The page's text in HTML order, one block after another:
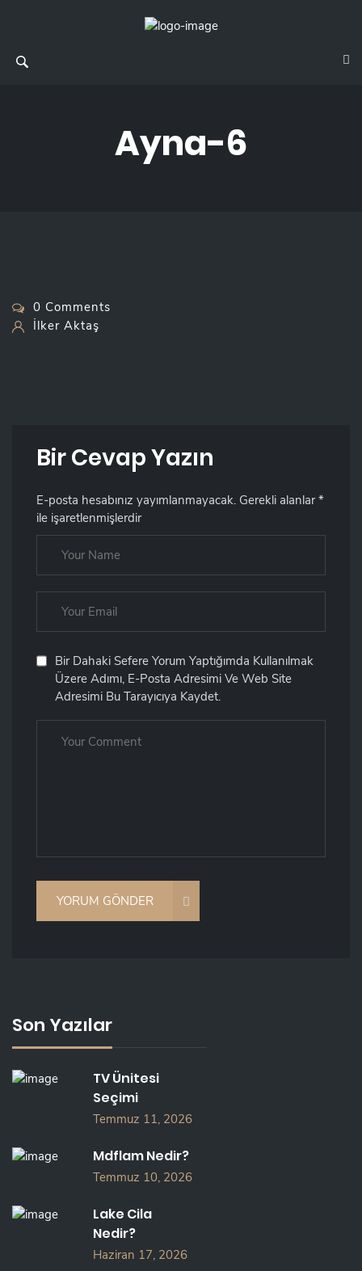
Ayna-6
0 Comments
İlker Aktaş
Bir Cevap Yazın
E-posta hesabınız yayımlanmayacak. Gerekli alanlar*
ile işaretlenmişlerdir
Bir Dahaki Sefere Yorum Yaptığımda Kullanılmak
Üzere Adımı, E-Posta Adresimi Ve Web Site
Adresimi Bu Tarayıcıya Kaydet.
Son Yazılar
TV Ünitesi
Seçimi
Temmuz 11, 2026
Mdflam Nedir?
Temmuz 10, 2026
Lake Cila
Nedir?
Haziran 17, 2026